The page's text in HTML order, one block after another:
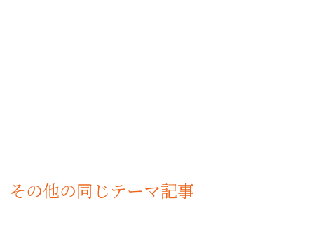
その他の同じテーマ記事